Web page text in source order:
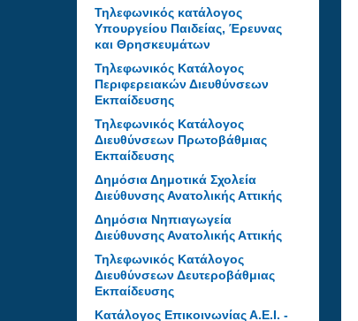
Τηλεφωνικός κατάλογος
Υπουργείου Παιδείας, Έρευνας
και Θρησκευμάτων
Τηλεφωνικός Κατάλογος
Περιφερειακών Διευθύνσεων
Εκπαίδευσης
Τηλεφωνικός Κατάλογος
Διευθύνσεων Πρωτοβάθμιας
Εκπαίδευσης
Δημόσια Δημοτικά Σχολεία
Διεύθυνσης Ανατολικής Αττικής
Δημόσια Νηπιαγωγεία
Διεύθυνσης Ανατολικής Αττικής
Τηλεφωνικός Κατάλογος
Διευθύνσεων Δευτεροβάθμιας
Εκπαίδευσης
Κατάλογος Επικοινωνίας Α.Ε.Ι. -